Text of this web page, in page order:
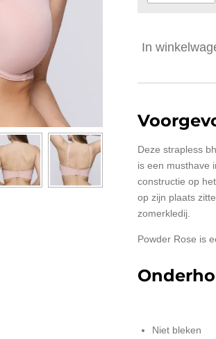
In
Deze strapless
is een musthave
constructie op
op zijn plaats
zomerkledij.
Powder Rose is
Niet bleken